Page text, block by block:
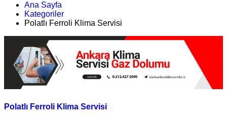
Ana Sayfa
Kategoriler
Polatlı Ferroli Klima Servisi
Polatlı Ferroli Klima Servisi